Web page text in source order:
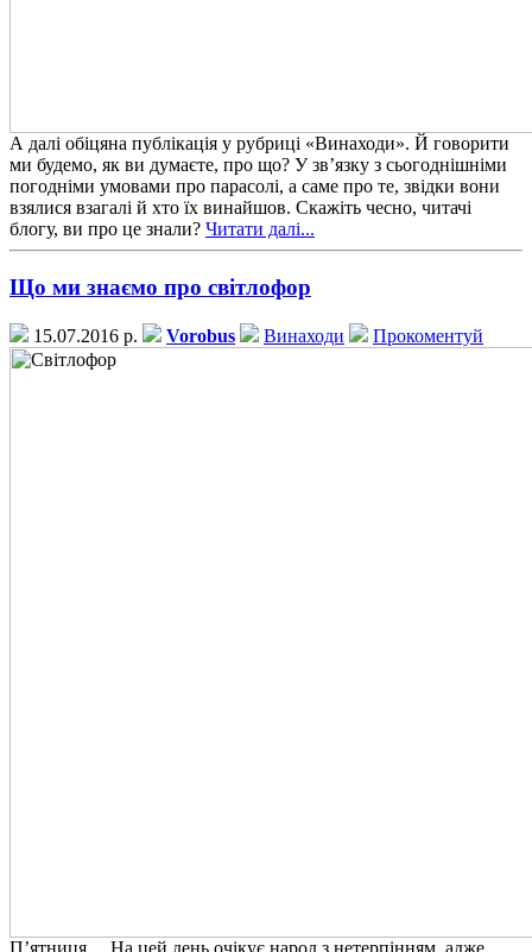
А далі обіцяна публікація у рубриці «Винаходи». Й говорити
ми будемо, як ви думаєте, про що? У зв’язку з сьогоднішніми
погодніми умовами про парасолі, а саме про те, звідки вони
взялися взагалі й хто їх винайшов. Скажіть чесно, читачі
блогу, ви про це знали? Читати далі...
Що ми знаємо про світлофор
15.07.2016 р. Vorobus Винаходи Прокоментуй
П’ятниця… На цей день очікує народ з нетерпінням, адже